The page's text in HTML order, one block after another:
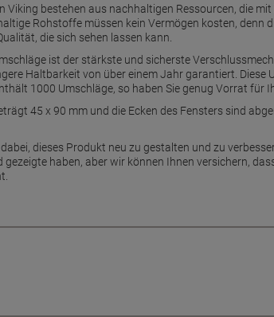
Viking bestehen aus nachhaltigen Ressourcen, die
Rohstoffe müssen kein Vermögen kosten, denn
die sich sehen lassen kann.
ist der stärkste und sicherste
Haltbarkeit von über einem Jahr garantiert. Diese
1000 Umschläge, so haben Sie genug Vorrat für
45 x 90 mm und die Ecken des Fensters sind
dieses Produkt neu zu gestalten und zu
gezeigte haben, aber wir können Ihnen versichern,